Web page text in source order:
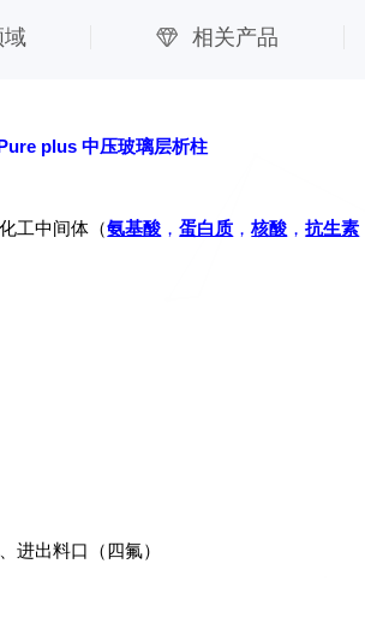
域 相关产品
plus 中压玻璃层析柱
工中间体（氨基酸 ，蛋白质 ，核酸 ，抗生素
进出料口（四氟）